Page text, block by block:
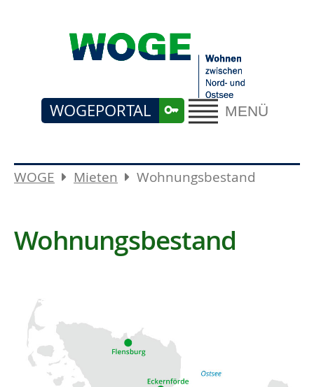
MENÜ
WOGEPORTAL
WOGE Mieten Wohnungsbestand
Wohnungsbestand